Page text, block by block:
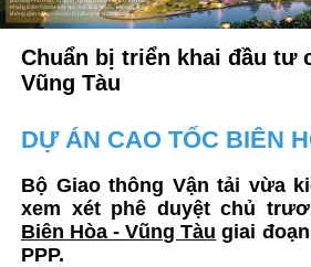
Chuẩn bị triển khai đầu tư
Vũng Tàu
DỰ ÁN CAO TỐC BIÊN
Bộ Giao thông Vận tải vừa
xem xét phê duyệt chủ
Biên Hòa - Vũng Tàu giai
PPP.